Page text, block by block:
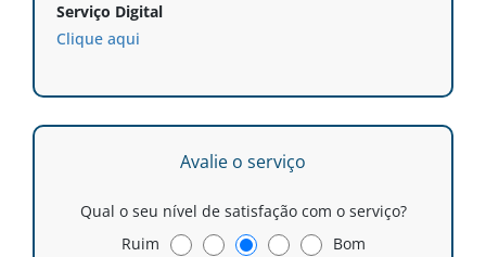
Serviço Digital
Clique aqui
Avalie o serviço
Qual o seu nível de satisfação com o serviço?
Ruim
Bom